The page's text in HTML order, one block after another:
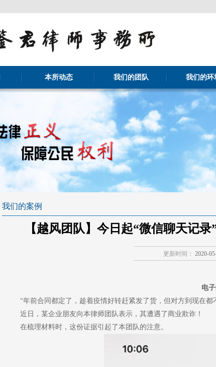
本所动态 我们的团队 我们的环
我们的案例
【越风团队】今日起“微信聊天记
更新时间： 2020-
电
“年前合同都定了，趁着疫情好转赶紧发了货，但对方到现在都
近日，某企业朋友向本律师团队表示，其遭遇了商业欺诈！
在梳理材料时，这份证据引起了本团队的注意。